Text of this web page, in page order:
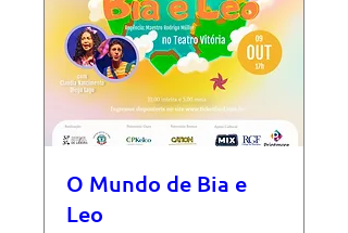
O Mundo de Bia e
Leo